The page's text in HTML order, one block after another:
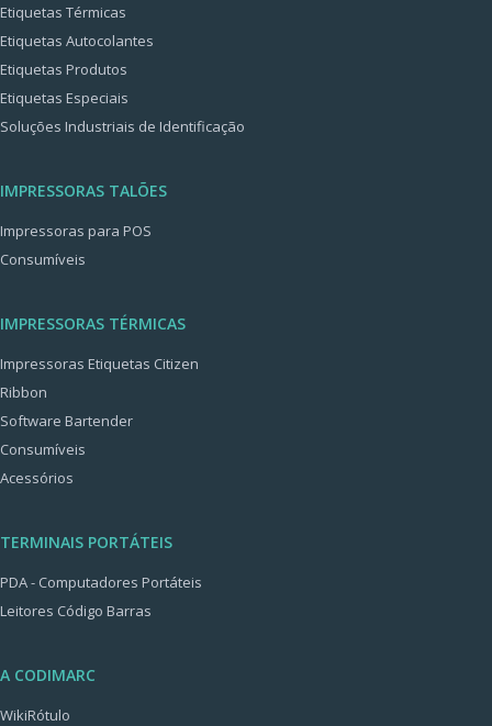
Etiquetas Térmicas
Etiquetas Autocolantes
Etiquetas Produtos
Etiquetas Especiais
Soluções Industriais de Identificação
IMPRESSORAS TALÕES
Impressoras para POS
Consumíveis
IMPRESSORAS TÉRMICAS
Impressoras Etiquetas Citizen
Ribbon
Software Bartender
Consumíveis
Acessórios
TERMINAIS PORTÁTEIS
PDA - Computadores Portáteis
Leitores Código Barras
A CODIMARC
WikiRótulo